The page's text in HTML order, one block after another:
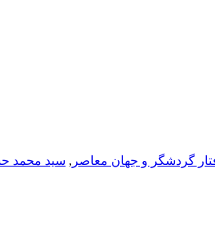
گردشگر و جهان معاصر , سید محمد